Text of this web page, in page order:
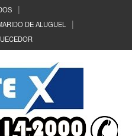
DE ALUGUEL